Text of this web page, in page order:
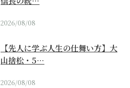
2026/08/08
【先人に学ぶ人生の仕舞い方】大
山捨松・5…
2026/08/08